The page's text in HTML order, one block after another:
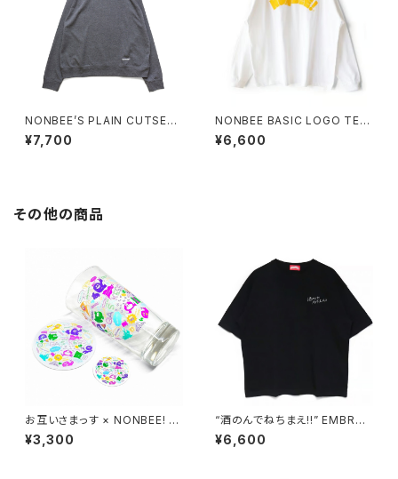
NONBEE’S PLAIN CUTSEW
“SWEATee” grey
¥7,700
NONBEE BASIC LOGO TEE
(LONG SLEEVE) white/yello
w
¥6,600
その他の商品
お互いさまっす × NONBEE! C
OLLAB GLASS SET
¥3,300
“酒のんでねちまえ!!” EMBROI
DERED TEE OVER SIZE bla
ck
¥6,600